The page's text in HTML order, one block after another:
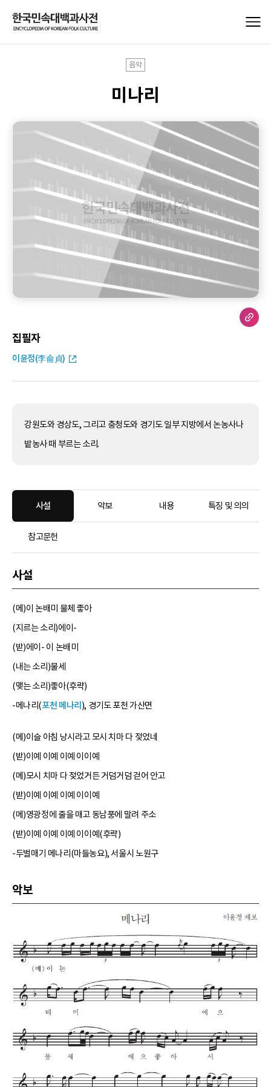
음악
미나리
집필자
이윤정(李侖貞)
강원도와 경상도, 그리고 충청도와 경기도 일부 지방에서 논농사나
밭농사 때 부르는 소리.
사설 악보 내용 특징 및 의의
참고문헌
사설
(메)이 논배미 물체 좋아
(지르는 소리)에이-
(받)에이- 이 논배미
(내는 소리)물세
(맺는 소리)좋아(후략)
-메나리(포천 메나리 ), 경기도 포천 가산면
(메)이슬 아침 낭시라고 모시 치마 다 젖었네
(받)이예 이예 이예 이이예
(메)모시 치마 다 젖었거든 거덤거덤 걷어 안고
(받)이예 이예 이예 이이예
(메)영광정에 줄을 매고 동남풍에 말려 주소
(받)이예 이예 이예 이이예(후략)
-두벌매기 메나리(마들농요), 서울시 노원구
악보